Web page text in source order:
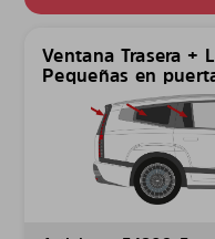
Ventana Trasera +
Pequeñas en